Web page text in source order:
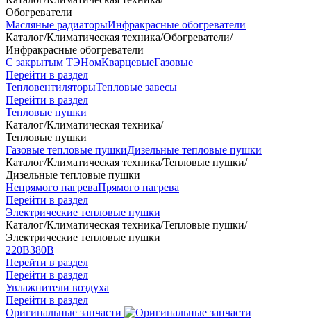
Обогреватели
Масляные радиаторыИнфракрасные обогреватели
Каталог/Климатическая техника/Обогреватели/
Инфракрасные обогреватели
С закрытым ТЭНомКварцевыеГазовые
Перейти в раздел
ТепловентиляторыТепловые завесы
Перейти в раздел
Тепловые пушки
Каталог/Климатическая техника/
Тепловые пушки
Газовые тепловые пушкиДизельные тепловые пушки
Каталог/Климатическая техника/Тепловые пушки/
Дизельные тепловые пушки
Непрямого нагреваПрямого нагрева
Перейти в раздел
Электрические тепловые пушки
Каталог/Климатическая техника/Тепловые пушки/
Электрические тепловые пушки
220В380В
Перейти в раздел
Перейти в раздел
Увлажнители воздуха
Перейти в раздел
Оригинальные запчасти